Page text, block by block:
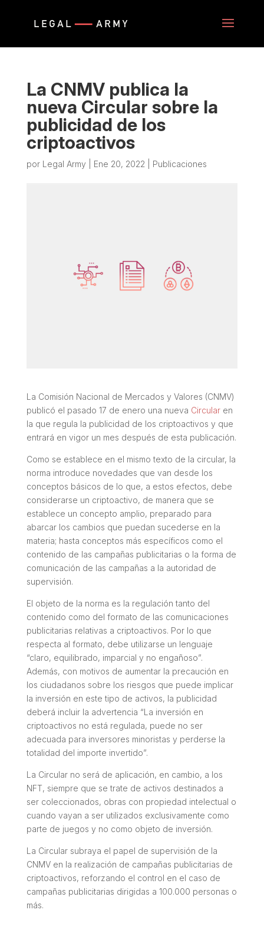
La CNMV publica la
nueva Circular sobre la
publicidad de los
criptoactivos
por Legal Army Ene 20, 2022 Publicaciones
La Comisión Nacional de Mercados y Valores (CNMV)
publicó el pasado 17 de enero una nueva Circularen
la que regula la publicidad de los criptoactivos y que
entrará en vigor un mes después de esta publicación.
Como se establece en el mismo texto de la circular, la
norma introduce novedades que van desde los
conceptos básicos de lo que, a estos efectos, debe
considerarse un criptoactivo, de manera que se
establece un concepto amplio, preparado para
abarcar los cambios que puedan sucederse en la
materia; hasta conceptos más específicos como el
contenido de las campañas publicitarias o la forma de
comunicación de las campañas a la autoridad de
supervisión.
El objeto de la norma es la regulación tanto del
contenido como del formato de las comunicaciones
publicitarias relativas a criptoactivos. Por lo que
respecta al formato, debe utilizarse un lenguaje
“claro, equilibrado, imparcial y no engañoso”.
Además, con motivos de aumentar la precaución en
los ciudadanos sobre los riesgos que puede implicar
la inversión en este tipo de activos, la publicidad
deberá incluir la advertencia “La inversión en
criptoactivos no está regulada, puede no ser
adecuada para inversores minoristas y perderse la
totalidad del importe invertido”.
La Circular no será de aplicación, en cambio, a los
NFT, siempre que se trate de activos destinados a
ser coleccionados, obras con propiedad intelectual o
cuando vayan a ser utilizados exclusivamente como
parte de juegos y no como objeto de inversión.
La Circular subraya el papel de supervisión de la
CNMV en la realización de campañas publicitarias de
criptoactivos, reforzando el control en el caso de
campañas publicitarias dirigidas a 100.000 personas o
más.